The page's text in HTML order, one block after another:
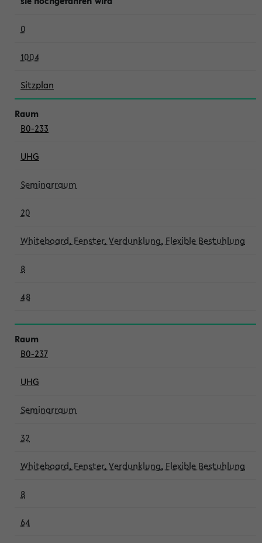
0
1004
Sitzplan
B0-233
UHG
Seminarraum
20
Whiteboard, Fenster, Verdunklung, Flexible Bestuhlung
8
48
B0-237
UHG
Seminarraum
32
Whiteboard, Fenster, Verdunklung, Flexible Bestuhlung
8
64